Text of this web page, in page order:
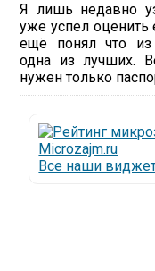
Я лишь недавно
уже успел оценить
ещё понял что из
одна из лучших.
нужен только
Все наши